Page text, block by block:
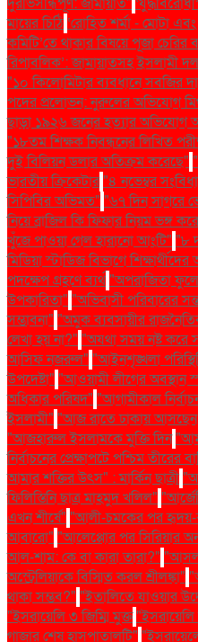
মায়ের চিঠি ‘রোহিত শর্মা - মোটা
কমিটি’তে থাকার বিষয়ে পূজা চেরির
রিপাবলিক’: জামায়াতসহ ইসলামী
"১০ কিলোমিটার ব্যবধানে সবজির
পদের প্রলোভন: নুরুলের অভিযোগ
ছাড়া ১৯২৬ জনের হত্যার অভিযোগ
"১৮তম শিক্ষক নিবন্ধনের লিখিত
দুই বিলিয়ন ডলার অতিক্রম করেছে"
ভারতীয় ক্রিকেটার"৪ নভেম্বর
সিপিবির অভিমত" "৬৭ দিন সাগরে
নিয়ে ব্রাজিল কি ফিফার নিয়ম ভঙ্গ
খুঁজে পাওয়া গেল হারানো আংটি" "৮
মিডিয়া স্টাডিজ বিভাগে
পদক্ষেপ গ্রহণে ব্যর্থ"অপরাজিতা
উপকারিতা" "অভিবাসী পরিবারের
সম্ভাবনা" "অমুক ব্যবসায়ীর
লেখা হয় না?" "অযথা সময় নষ্ট করে
আসিফ নজরুল" "আইনশৃঙ্খলা
উপদেষ্টা" "আওয়ামী লীগের অবস্থান
অধিকার পরিষদ" "আগামীকাল
ইসলামী" "আজ রাতে ঢাকায়
"আজহারুল ইসলামকে মুক্তি দিন
নির্বাচনের প্রেক্ষাপটে পশ্চিম তীরের
আমার শক্তির উৎস" : মার্কিন ছাত্রী
ফিলিস্তিনি ছাত্র মাহমুদ খলিল"
এখন শীর্ষে" "আলী-চমকের পর হৃদয়-
আবারো" "আলেপ্পোর পর সিরিয়ার
আল-শাম: কে বা কারা তারা?"
অস্ট্রেলিয়াকে বিস্মিত করল শ্রীলঙ্কা"
থাকা সম্ভব?" "ইতালিতে যাওয়ার
"ইসরায়েলি ৩ জিম্মি মুক্ত"ইসরায়েলি
গাজার শেষ হাসপাতালটি"